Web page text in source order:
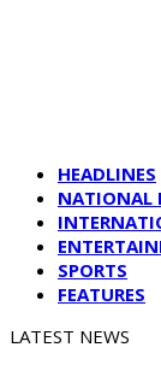
HEADLINES
NATIONAL
SPORTS
FEATURES
LATEST NEWS